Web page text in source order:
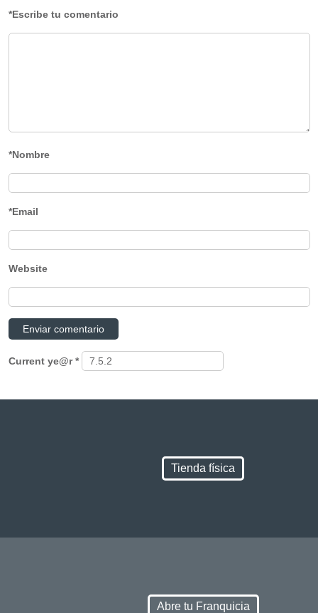
*Escribe tu comentario
*Nombre
*Email
Website
Current ye@r*
Tienda física
Abre tu Franquicia